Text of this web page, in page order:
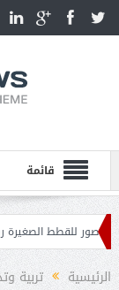
قائمة
للقطط الصغيرة روعة
القطط
مميزات الرئيسية تربية